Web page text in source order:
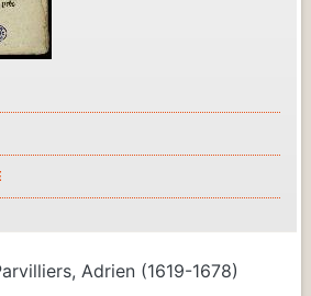
Adrien (1619-1678)